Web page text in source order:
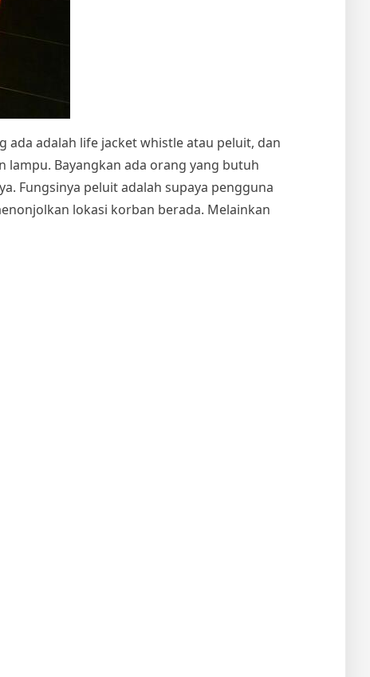
ada adalah life jacket whistle atau peluit, dan
Bayangkan ada orang yang butuh
Fungsinya peluit adalah supaya pengguna
lokasi korban berada. Melainkan